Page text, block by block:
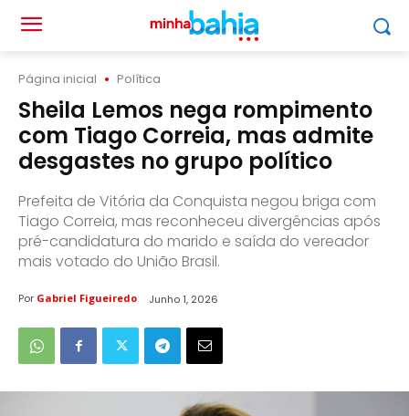
Página inicial Política
Sheila Lemos nega rompimento
com Tiago Correia, mas admite
desgastes no grupo político
Prefeita de Vitória da Conquista negou briga com
Tiago Correia, mas reconheceu divergências após
pré-candidatura do marido e saída do vereador
mais votado do União Brasil.
Por Gabriel Figueiredo Junho 1, 2026